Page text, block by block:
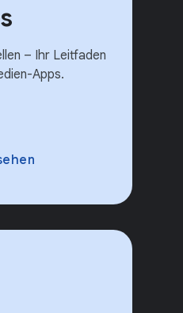
– Ihr Leitfaden
Apps.